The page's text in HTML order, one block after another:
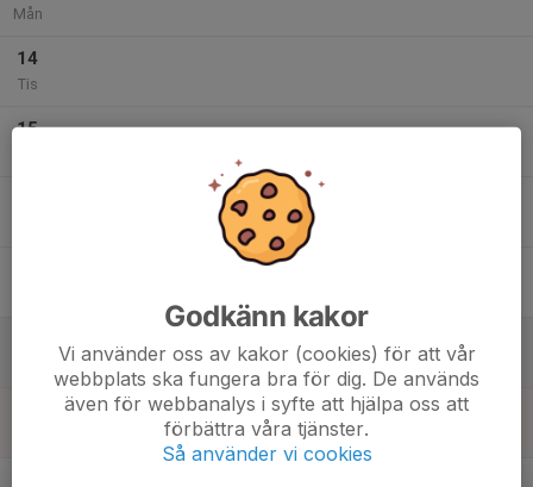
Mån
14
Tis
15
17:00
Inomhusträning
Ljustadalens gymnastikhall
Godkänn kakor
Vi använder oss av kakor (cookies) för att vår
webbplats ska fungera bra för dig. De används
även för webbanalys i syfte att hjälpa oss att
förbättra våra tjänster.
Så använder vi cookies